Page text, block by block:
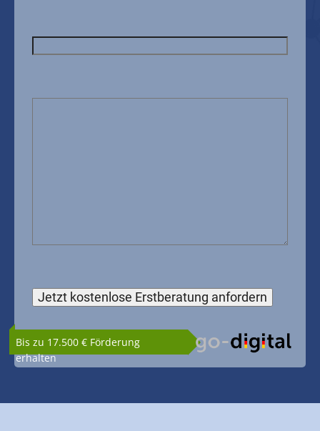
Bis zu 17.500 € Förderung
erhalten